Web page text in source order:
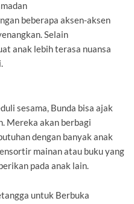
beberapa aksen-aksen
Selain
anak lebih terasa nuansa
sesama, Bunda bisa ajak
Mereka akan berbagi
dengan banyak anak
mainan atau buku yang
pada anak lain.
untuk Berbuka